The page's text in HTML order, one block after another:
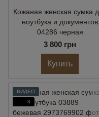
Кожаная женская сумка
ноутбука и документов
04286 черная
3 800 грн
Купить
ВИДЕО
3